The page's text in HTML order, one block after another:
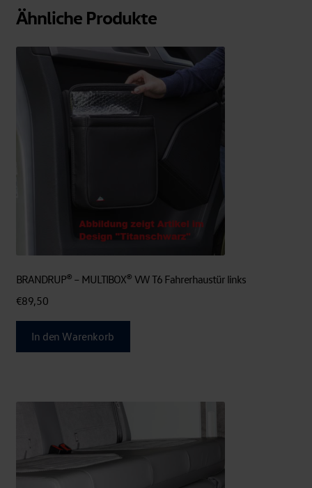
Ähnliche Produkte
BRANDRUP® – MULTIBOX® VW T6 Fahrerhaustür links
€89,50
In den Warenkorb